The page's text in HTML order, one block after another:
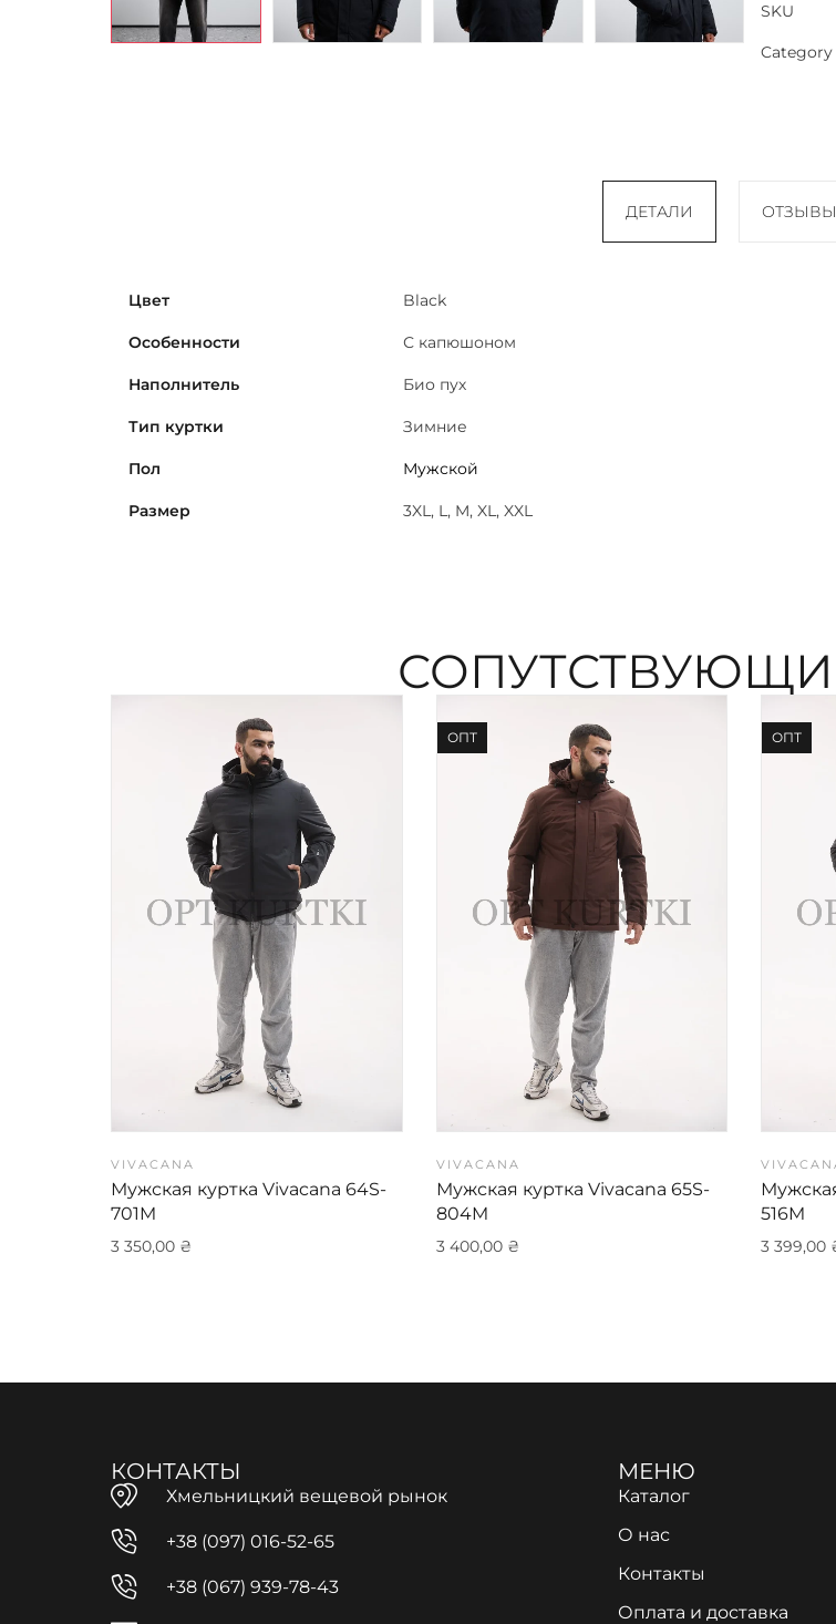
SKU
Category
ДЕТАЛИ ОТЗЫВЫ
Цвет Black
Особенности С капюшоном
Наполнитель Био пух
Тип куртки Зимние
Пол Мужской
Размер 3XL, L, M, XL, XXL
VIVACANA
Мужская куртка Vivacana 64S-
701M
3 350,00 ₴
ОПТ
VIVACANA
Мужская куртка Vivacana 65S-
804M
3 400,00 ₴
ОПТ
516M
3 399,00
КОНТАКТЫ
Хмельницкий вещевой рынок
+38 (097) 016-52-65
+38 (067) 939-78-43
МЕНЮ
Каталог
О нас
Контакты
Оплата и доставка